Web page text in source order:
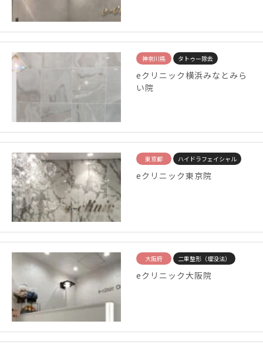
神奈川県 タトゥー除去
eクリニック横浜みなとみら
い院
東京都 ハイドラフェイシャル
eクリニック東京院
大阪府 二重整形（埋没法）
eクリニック大阪院